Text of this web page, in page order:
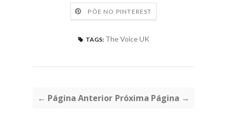
PÕE NO PINTEREST
TAGS: The Voice UK
← Página Anterior Próxima Página →